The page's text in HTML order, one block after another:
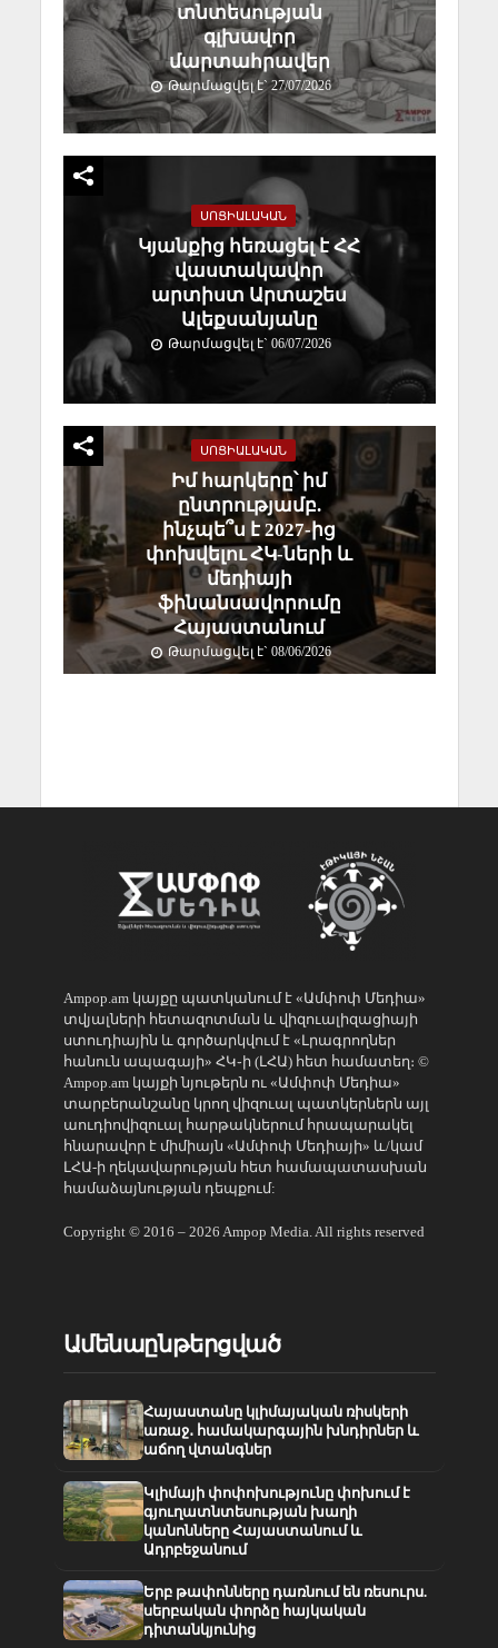
տնտեսության
գլխավոր
մարտահրավեր
Թարմացվել է` 27/07/2026
ՍՈՑԻԱԼԱԿԱՆ
Կյանքից հեռացել է ՀՀ
վաստակավոր
արտիստ Արտաշես
Ալեքսանյանը
Թարմացվել է` 06/07/2026
ՍՈՑԻԱԼԱԿԱՆ
Իմ հարկերը՝ իմ
ընտրությամբ.
ինչպե՞ս է 2027-ից
փոխվելու ՀԿ-ների և
մեդիայի
ֆինանսավորումը
Հայաստանում
Թարմացվել է` 08/06/2026
Ampop.am կայքը պատկանում է «Ամփոփ Մեդիա»
տվյալների հետազոտման և վիզուալիզացիայի
ստուդիային և գործարկվում է «Լրագրողներ
հանուն ապագայի» ՀԿ֊ի (ԼՀԱ) հետ համատեղ։ ©
Ampop.am կայքի նյութերն ու «Ամփոփ Մեդիա»
տարբերանշանը կրող վիզուալ պատկերներն այլ
աուդիովիզուալ հարթակներում հրապարակել
հնարավոր է միմիայն «Ամփոփ Մեդիայի» և/կամ
ԼՀԱ-ի ղեկավարության հետ համապատասխան
համաձայնության դեպքում:
Copyright © 2016 – 2026 Ampop Media. All rights reserved
Ամենաընթերցված
Հայաստանը կլիմայական ռիսկերի
առաջ․ համակարգային խնդիրներ և
աճող վտանգներ
Կլիմայի փոփոխությունը փոխում է
գյուղատնտեսության խաղի
կանոնները Հայաստանում և
Ադրբեջանում
Երբ թափոնները դառնում են ռեսուրս.
սերբական փորձը հայկական
դիտանկյունից